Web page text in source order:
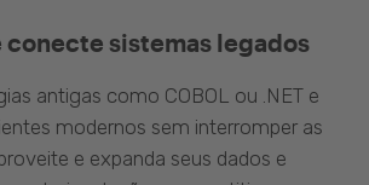
conecte sistemas legados
antigas como COBOL ou .NET e
modernos sem interromper as
e expanda seus dados e